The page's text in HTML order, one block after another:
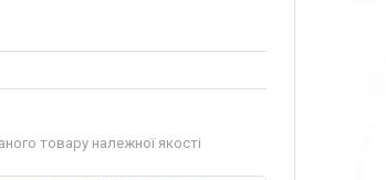
товару належної якості